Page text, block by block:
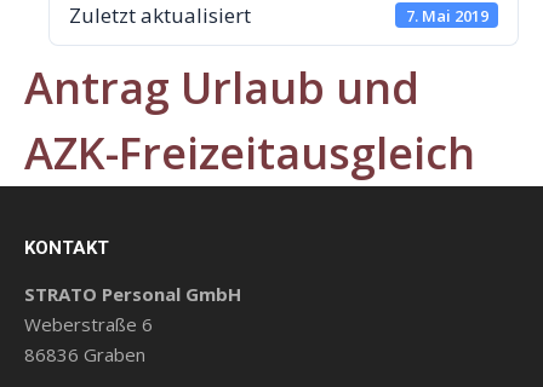
Zuletzt aktualisiert 7. Mai 2019
Antrag Urlaub und
AZK-Freizeitausgleich
KONTAKT
STRATO Personal GmbH
Weberstraße 6
86836 Graben